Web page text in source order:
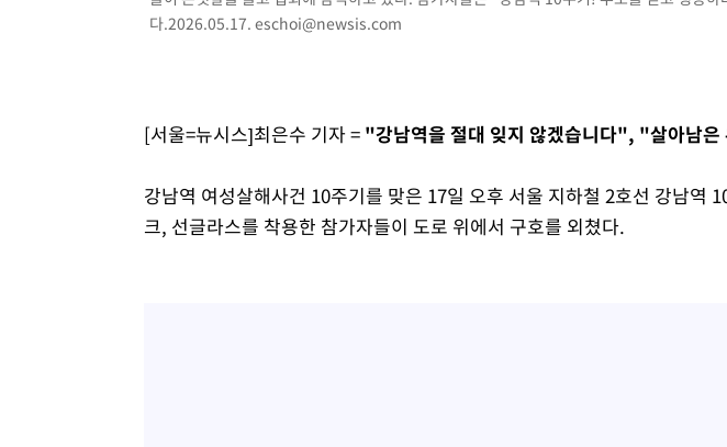
다.2026.05.17. eschoi@newsis.com
[서울=뉴시스]최은수 기자 = "강남역을 절대 잊지 않겠습니다", "살아남은
강남역 여성살해사건 10주기를 맞은 17일 오후 서울 지하철 2호선 강남역
크, 선글라스를 착용한 참가자들이 도로 위에서 구호를 외쳤다.